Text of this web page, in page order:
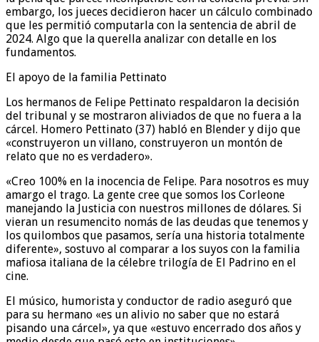
embargo, los jueces decidieron hacer un cálculo combinado
que les permitió computarla con la sentencia de abril de
2024. Algo que la querella analizar con detalle en los
fundamentos.
El apoyo de la familia Pettinato
Los hermanos de Felipe Pettinato respaldaron la decisión
del tribunal y se mostraron aliviados de que no fuera a la
cárcel. Homero Pettinato (37) habló en Blender y dijo que
«construyeron un villano, construyeron un montón de
relato que no es verdadero».
«Creo 100% en la inocencia de Felipe. Para nosotros es muy
amargo el trago. La gente cree que somos los Corleone
manejando la Justicia con nuestros millones de dólares. Si
vieran un resumencito nomás de las deudas que tenemos y
los quilombos que pasamos, sería una historia totalmente
diferente», sostuvo al comparar a los suyos con la familia
mafiosa italiana de la célebre trilogía de El Padrino en el
cine.
El músico, humorista y conductor de radio aseguró que
para su hermano «es un alivio no saber que no estará
pisando una cárcel», ya que «estuvo encerrado dos años y